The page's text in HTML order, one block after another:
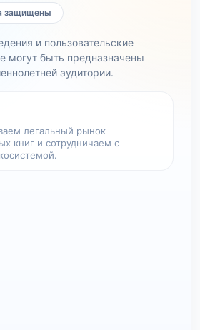
защищены
и пользовательские
могут быть предназначены
аудитории.
легальный рынок
книг и сотрудничаем с